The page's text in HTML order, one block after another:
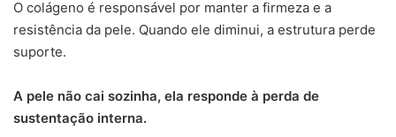
O colágeno é responsável por manter a firmeza e a
resistência da pele. Quando ele diminui, a estrutura perde
suporte.
A pele não cai sozinha, ela responde à perda de
sustentação interna.